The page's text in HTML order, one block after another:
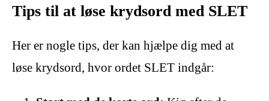
Tips til at løse krydsord med SLET
Her er nogle tips, der kan hjælpe dig med at
løse krydsord, hvor ordet SLET indgår: